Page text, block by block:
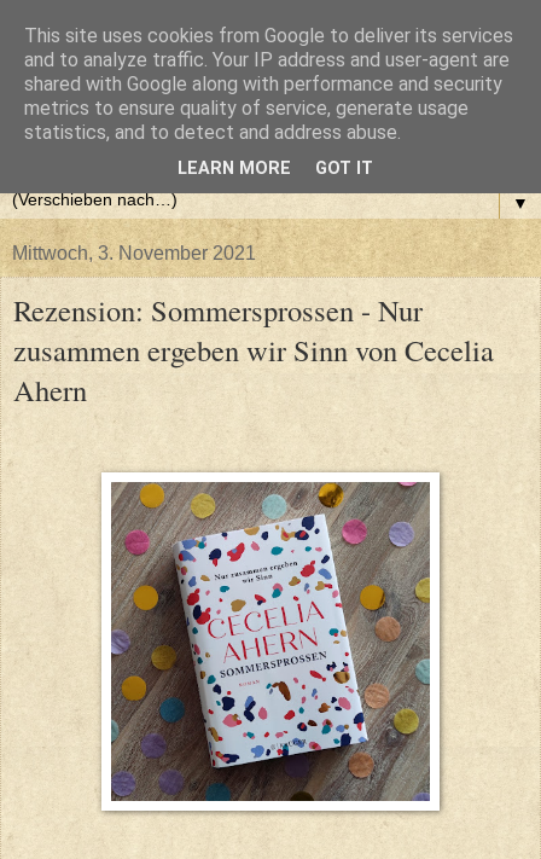
▼
Mittwoch, 3. November 2021
Rezension: Sommersprossen - Nur
zusammen ergeben wir Sinn von Cecelia
Ahern
This site uses cookies from Google to deliver its services
and to analyze traffic. Your IP address and user-agent are
shared with Google along with performance and security
metrics to ensure quality of service, generate usage
statistics, and to detect and address abuse.
LEARN MORE GOT IT